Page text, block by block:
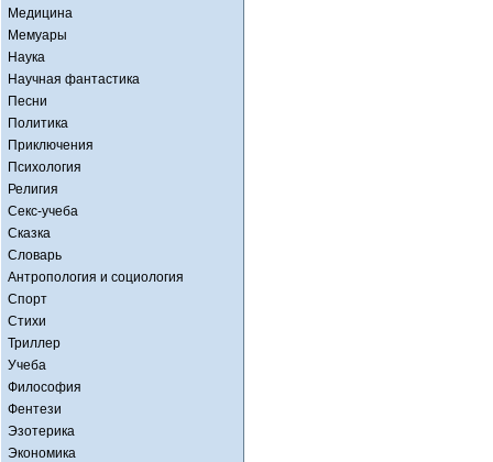
Медицина
Мемуары
Наука
Научная фантастика
Песни
Политика
Приключения
Психология
Религия
Секс-учеба
Сказка
Словарь
Антропология и социология
Спорт
Стихи
Триллер
Учеба
Философия
Фентези
Эзотерика
Экономика